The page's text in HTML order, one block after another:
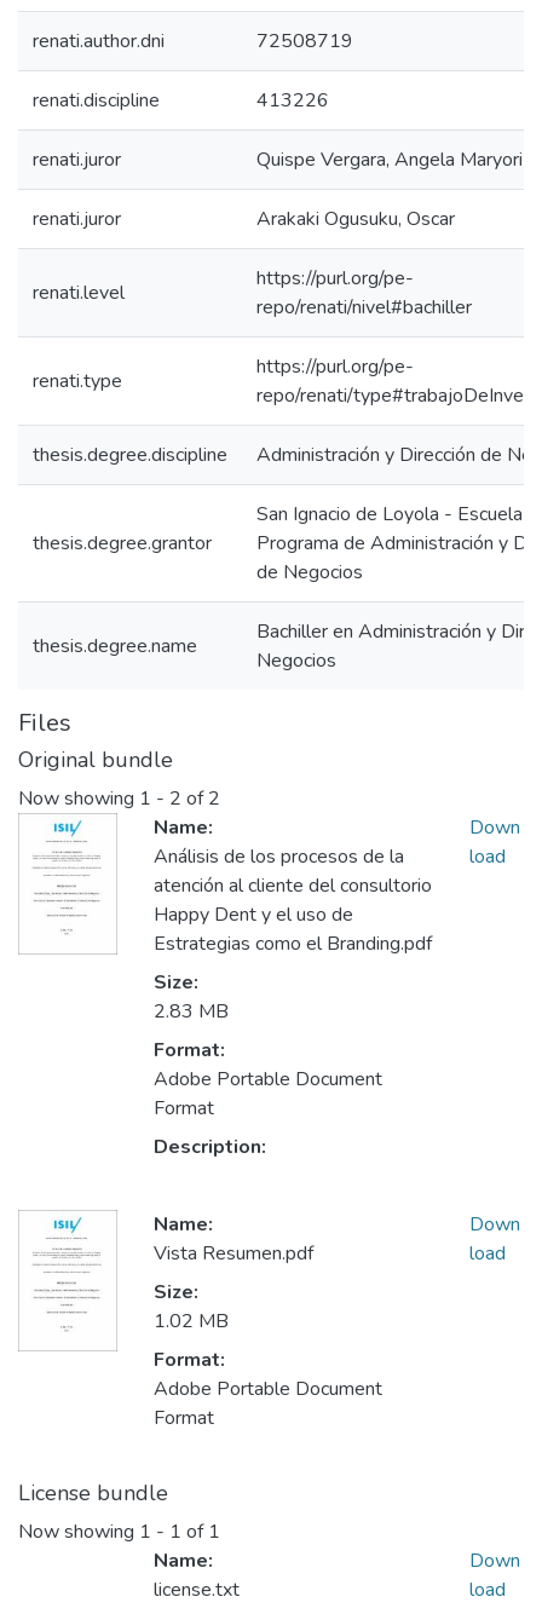
renati.author.dni 72508719
renati.discipline 413226
renati.juror Quispe Vergara, Angela Maryori
renati.juror Arakaki Ogusuku, Oscar
renati.level
https://purl.org/pe-
repo/renati/nivel#bachiller
renati.type
https://purl.org/pe-
repo/renati/
thesis.degree.discipline Administración y Dirección de
thesis.degree.grantor
San Ignacio de Loyola - Escuela
Programa de Administración y
de Negocios
thesis.degree.name
Bachiller en Administración y
Negocios
Files
Original bundle
Now showing 1 - 2 of 2
Name:
Análisis de los procesos de la
atención al cliente del consultorio
Happy Dent y el uso de
Estrategias como el Branding.pdf
Size:
2.83 MB
Format:
Adobe Portable Document
Format
Description:
Down
load
Name:
Vista Resumen.pdf
Size:
1.02 MB
Format:
Adobe Portable Document
Format
Down
load
License bundle
Now showing 1 - 1 of 1
Name:
license.txt
Down
load